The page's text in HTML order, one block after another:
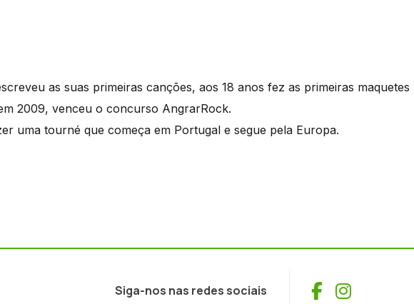
as suas primeiras canções, aos 18 anos fez as primeiras maquetes
2009, venceu o concurso AngrarRock.
uma tourné que começa em Portugal e segue pela Europa.
Siga-nos nas redes sociais Facebook